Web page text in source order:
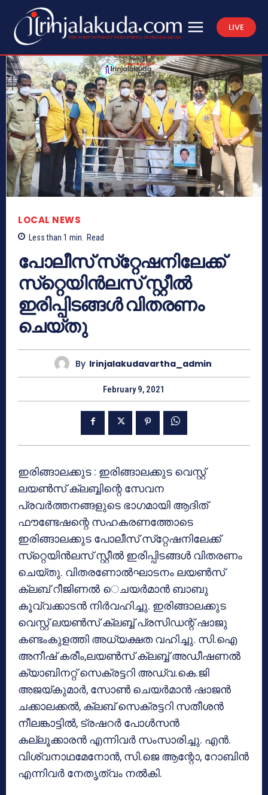
LIVE
LOCAL NEWS
Less than 1 min. Read
പോലീസ് സ്‌റ്റേഷനിലേക്ക്
സ്‌റ്റെയിന്‍ലസ് സ്റ്റീല്‍
ഇരിപ്പിടങ്ങള്‍ വിതരണം
ചെയ്തു
By Irinjalakudavartha_admin
February 9, 2021
ഇരിങ്ങാലക്കുട : ഇരിങ്ങാലക്കുട വെസ്റ്റ്
ലയണ്‍സ് ക്ലബ്ബിന്റെ സേവന
പ്രവര്‍ത്തനങ്ങളുടെ ഭാഗമായി ആദിത്
ഫൗണ്ടേഷന്റെ സഹകരണത്തോടെ
ഇരിങ്ങാലക്കുട പോലീസ് സ്‌റ്റേഷനിലേക്ക്
സ്‌റ്റെയിന്‍ലസ് സ്റ്റീല്‍ ഇരിപ്പിടങ്ങള്‍ വിതരണം
ചെയ്തു. വിതരണോല്‍ഘാടനം ലയണ്‍സ്
ക്ലബ് റീജിണല്‍ െചയര്‍മാന്‍ ബാബു
കൂവ്വക്കാടന്‍ നിര്‍വഹിച്ചു. ഇരിങ്ങാലക്കുട
വെസ്റ്റ് ലയണ്‍സ് ക്ലബ്ബ് പ്രസിഡന്റ് ഷാജു
കണ്ടംകുളത്തി അധ്യക്ഷത വഹിച്ചു. സി.ഐ
അനീഷ് കരീം,ലയണ്‍സ് ക്ലബ്ബ് അഡീഷണല്‍
ക്യാബിനറ്റ് സെക്രട്ടറി അഡ്വ.കെ.ജി
അജയ്കുമാര്‍, സോണ്‍ ചെയര്‍മാന്‍ ഷാജന്‍
ചക്കാലക്കല്‍, ക്ലബ് സെക്രട്ടറി സതീശന്‍
നീലങ്കാട്ടില്‍, ട്രഷറര്‍ പോള്‍സന്‍
കല്ലൂക്കാരന്‍ എന്നിവര്‍ സംസാരിച്ചു. എന്‍.
വിശ്വനാഥമേനോന്‍, സി.ജെ ആന്റോ, റോബിന്‍
എന്നിവര്‍ നേതൃത്വം നല്‍കി.